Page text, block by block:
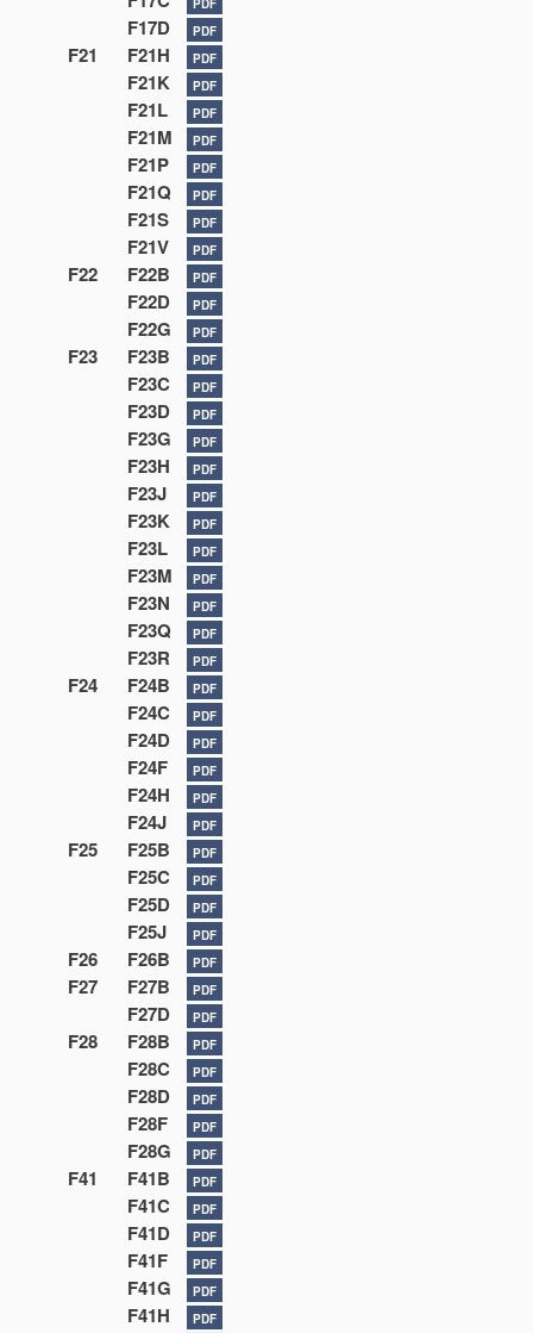
PDF
F17D PDF
F21 F21H PDF
F21K PDF
F21L PDF
F21M PDF
F21P PDF
F21Q PDF
F21S PDF
F21V PDF
F22 F22B PDF
F22D PDF
F22G PDF
F23 F23B PDF
F23C PDF
F23D PDF
F23G PDF
F23H PDF
F23J PDF
F23K PDF
F23L PDF
F23M PDF
F23N PDF
F23Q PDF
F23R PDF
F24 F24B PDF
F24C PDF
F24D PDF
F24F PDF
F24H PDF
F24J PDF
F25 F25B PDF
F25C PDF
F25D PDF
F25J PDF
F26 F26B PDF
F27 F27B PDF
F27D PDF
F28 F28B PDF
F28C PDF
F28D PDF
F28F PDF
F28G PDF
F41 F41B PDF
F41C PDF
F41D PDF
F41F PDF
F41G PDF
F41H PDF